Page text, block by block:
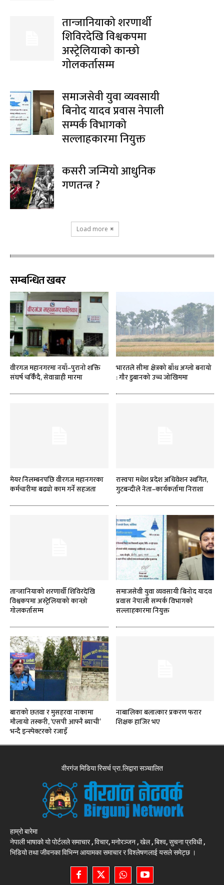
तान्जानियाको शरणार्थी
शिविरदेखि विश्वकपमा
अस्ट्रेलियाको कान्छो
गोलकर्तासम्म
समाजसेवी युवा व्यवसायी
बिनोद यादव प्रवास नेपाली
सम्पर्क विभागको
सल्लाहकारमा नियुक्त
कसरी जन्मियो आधुनिक
गणतन्त्र ?
Load more
सम्बन्धित खबर
वीरगज महानगरमा नयाँ–पुरानो शक्ति
संघर्ष चर्किँदै, सेवाग्राही मारमा
भारतले सीमा क्षेत्रको बाँध अग्लो बनायो
: गौर डुबानको उच्च जोखिममा
मेयर निलम्बनपछि वीरगज महानगरका
कर्मचारीमा बढ्यो काम गर्ने सहजता
रास्वपा मधेश प्रदेश अधिवेशन स्थगित,
गुटबन्दीले नेता–कार्यकर्तामा निराशा
तान्जानियाको शरणार्थी शिविरदेखि
विश्वकपमा अस्ट्रेलियाको कान्छो
गोलकर्तासम्म
समाजसेवी युवा व्यवसायी बिनोद यादव
प्रवास नेपाली सम्पर्क विभागको
सल्लाहकारमा नियुक्त
बाराको छतवा र मुसहरवा नाकामा
मौलायो तस्करी, ‘एसपी आफ्नै ब्याची’
भन्दै इन्स्पेक्टरको रजाइँ
नाबालिका बलात्कार प्रकरण फरार
शिक्षक हाजिर भए
वीरगंज मिडिया रिसर्च प्रा.लिद्वारा सञ्चालित
हाम्रो बारेमा
नेपाली भाषाको यो पोर्टलले समाचार , विचार, मनोरञ्जन , खेल , बिश्व, सुचना प्रविधी ,
भिडियो तथा जीवनका विभिन्न आयामका समाचार र विश्लेषणलाई यसले समेट्छ ।